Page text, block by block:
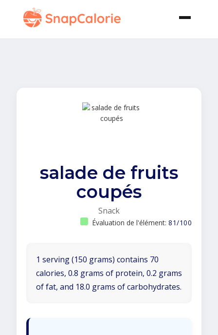
salade de fruits
coupés
Snack
Évaluation de l'élément: 81/100
1 serving (150 grams) contains 70
calories, 0.8 grams of protein, 0.2 grams
of fat, and 18.0 grams of carbohydrates.